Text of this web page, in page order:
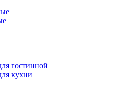
гостинной
кухни